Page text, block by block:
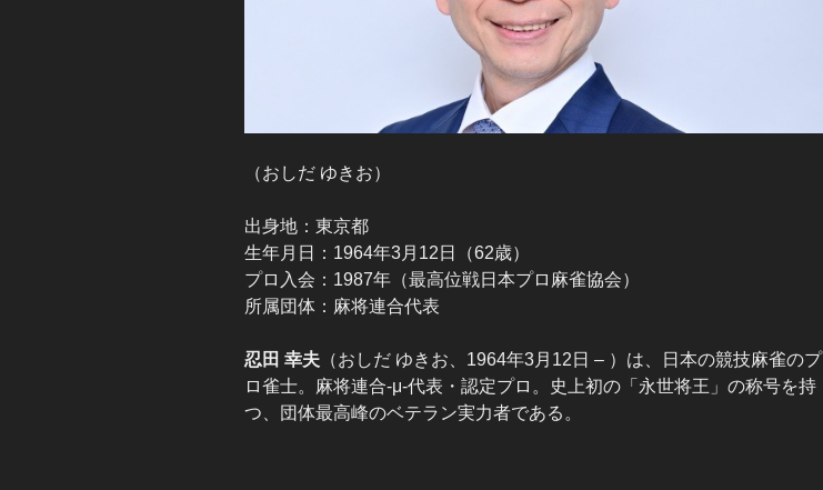
（おしだ ゆきお）
出身地：東京都
生年月日：1964年3月12日（62歳）
プロ入会：1987年（最高位戦日本プロ麻雀協会）
所属団体：麻将連合代表
忍田 幸夫 （おしだ ゆきお、1964年3月12日 – ）は、日本の競技麻雀のプ
ロ雀士。麻将連合-μ-代表・認定プロ。史上初の「永世将王」の称号を持
つ、団体最高峰のベテラン実力者である。